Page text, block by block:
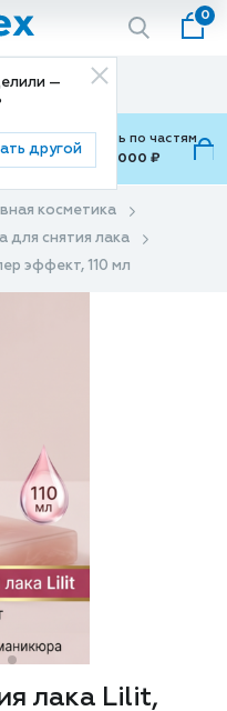
—
другой
0
Способ доставки
Можно оплатить по частям
от 700 ₽ до 15,000 ₽
косметика
для снятия лака
эффект, 110 мл
лака Lilit,